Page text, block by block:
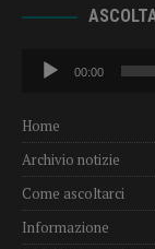
Audio
Player
00:00
Home
Archivio notizie
Come ascoltarci
Informazione